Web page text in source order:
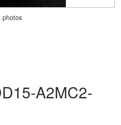
photos
A2MC2-